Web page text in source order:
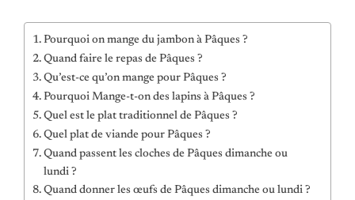
Pourquoi on mange du jambon à Pâques ?
Quand faire le repas de Pâques ?
Qu’est-ce qu’on mange pour Pâques ?
Pourquoi Mange-t-on des lapins à Pâques ?
Quel est le plat traditionnel de Pâques ?
Quel plat de viande pour Pâques ?
Quand passent les cloches de Pâques dimanche ou
lundi ?
Quand donner les œufs de Pâques dimanche ou lundi ?